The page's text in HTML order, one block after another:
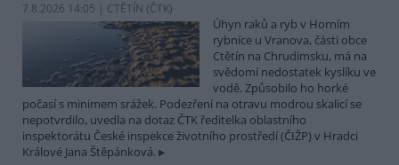
7.8.2026 14:05 | CTĚTÍN (ČTK)
Úhyn raků a ryb v Horním
rybníce u Vranova, části obce
Ctětín na Chrudimsku, má na
svědomí nedostatek kyslíku ve
vodě. Způsobilo ho horké
počasí s minimem srážek. Podezření na otravu modrou skalicí se
nepotvrdilo, uvedla na dotaz ČTK ředitelka oblastního
inspektorátu České inspekce životního prostředí (ČIŽP) v Hradci
Králové Jana Štěpánková.